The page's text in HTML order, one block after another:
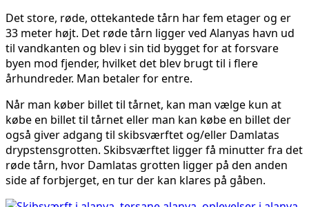
Det store, røde, ottekantede tårn har fem etager og er
33 meter højt. Det røde tårn ligger ved Alanyas havn ud
til vandkanten og blev i sin tid bygget for at forsvare
byen mod fjender, hvilket det blev brugt til i flere
århundreder. Man betaler for entre.
Når man køber billet til tårnet, kan man vælge kun at
købe en billet til tårnet eller man kan købe en billet der
også giver adgang til skibsværftet og/eller Damlatas
drypstensgrotten. Skibsværftet ligger få minutter fra det
røde tårn, hvor Damlatas grotten ligger på den anden
side af forbjerget, en tur der kan klares på gåben.